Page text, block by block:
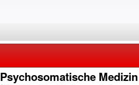
Psychosomatische Medizin